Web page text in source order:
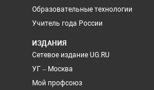
Образовательные технологии
Учитель года России
ИЗДАНИЯ
Сетевое издание UG.RU
УГ – Москва
Мой профсоюз